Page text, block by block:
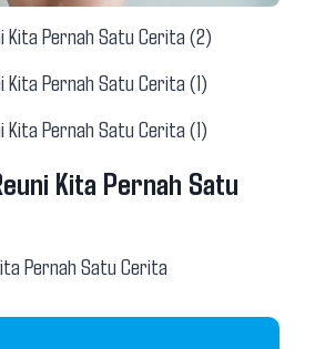
Kita Pernah Satu
Pernah Satu Cerita